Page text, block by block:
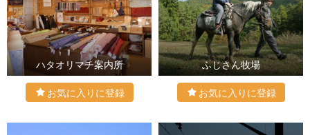
ハタオリマチ案内所 ふじさん牧場